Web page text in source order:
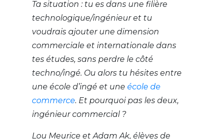
Ta situation : tu es dans une filière
technologique/ingénieur et tu
voudrais ajouter une dimension
commerciale et internationale dans
tes études, sans perdre le côté
techno/ingé. Ou alors tu hésites entre
une école d’ingé et une école de
commerce. Et pourquoi pas les deux,
ingénieur commercial ?
Lou Meurice et Adam Ak, élèves de